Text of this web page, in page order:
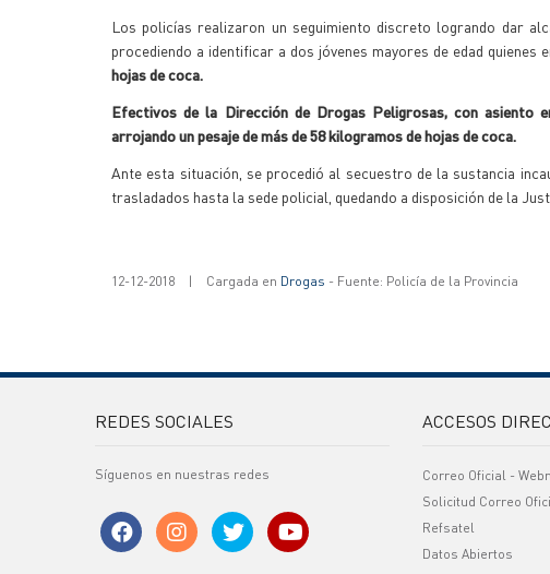
Los policías realizaron un seguimiento discreto logrando dar
procediendo a identificar a dos jóvenes mayores de edad quienes
hojas de coca.
Efectivos de la Dirección de Drogas Peligrosas, con asiento
arrojando un pesaje de más de 58 kilogramos de hojas de coca.
Ante esta situación, se procedió al secuestro de la sustancia
trasladados hasta la sede policial, quedando a disposición de la
12-12-2018 | Cargada en Drogas - Fuente: Policía de la Provincia
REDES SOCIALES
Síguenos en nuestras redes
ACCESOS
Correo Oficial -
Solicitud Correo
Refsatel
Datos Abiertos